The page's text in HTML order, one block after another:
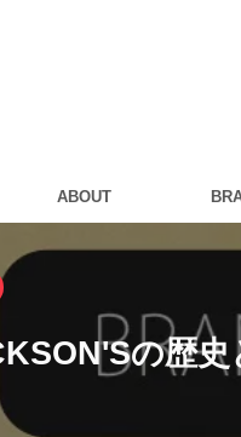
ABOUT
の歴史